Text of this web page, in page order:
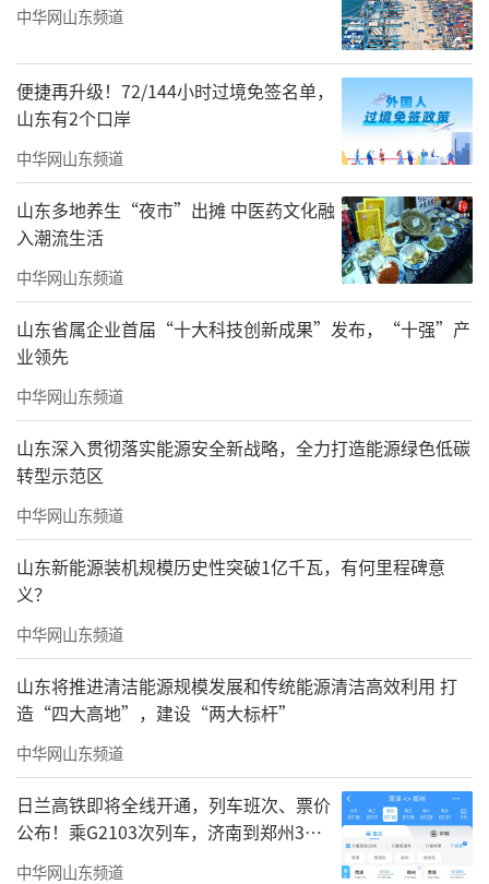
中华网山东频道
便捷再升级！72/144小时过境免签名单，
山东有2个口岸
中华网山东频道
山东多地养生“夜市”出摊 中医药文化融
入潮流生活
中华网山东频道
山东省属企业首届“十大科技创新成果”发布，“十强”产
业领先
中华网山东频道
山东深入贯彻落实能源安全新战略，全力打造能源绿色低碳
转型示范区
中华网山东频道
山东新能源装机规模历史性突破1亿千瓦，有何里程碑意
义？
中华网山东频道
山东将推进清洁能源规模发展和传统能源清洁高效利用 打
造“四大高地”，建设“两大标杆”
中华网山东频道
日兰高铁即将全线开通，列车班次、票价
公布！乘G2103次列车，济南到郑州3小
时到达
中华网山东频道